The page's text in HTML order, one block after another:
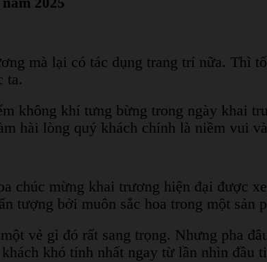
mà lại có tác dụng trang trí nữa. Thì
ta.
không khí tưng bừng trong ngày khai
hài lòng quý khách chính là niềm vui
chúc mừng khai trương hiện đại được
tượng bởi muôn sắc hoa trong một sản
vẻ gì đó rất sang trọng. Nhưng pha
khó tính nhất ngay từ lần nhìn đầu